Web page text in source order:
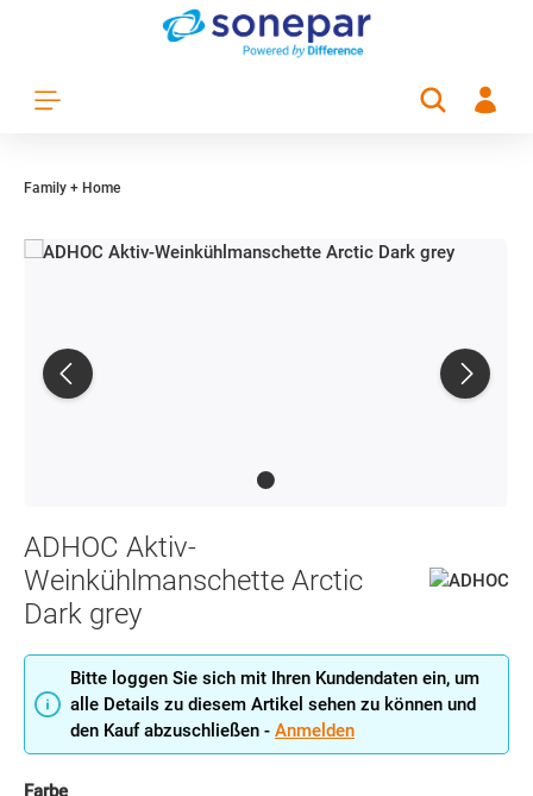
Zum Hauptinhalt springen
Family + Home
ADHOC Aktiv-
Weinkühlmanschette Arctic
Dark grey
Bitte loggen Sie sich mit Ihren Kundendaten ein, um
alle Details zu diesem Artikel sehen zu können und
den Kauf abzuschließen - Anmelden
Farbeauswählen